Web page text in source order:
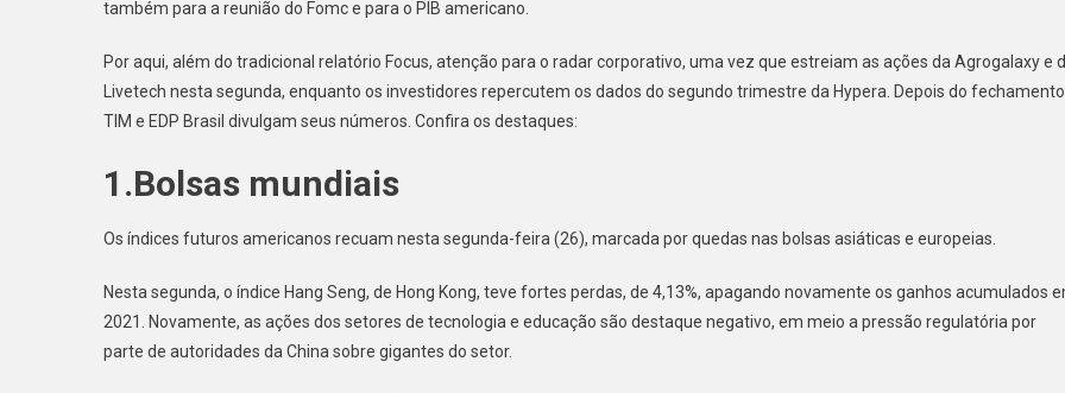
O
Nesta
Segunda-
Feira
também para a reunião do Fomc e para o PIB americano.
Por aqui, além do tradicional relatório Focus, atenção para o radar corporativo, uma vez que estreiam as ações da Agrogalaxy e
Livetech nesta segunda, enquanto os investidores repercutem os dados do segundo trimestre da Hypera. Depois do
TIM e EDP Brasil divulgam seus números. Confira os destaques:
1.Bolsas mundiais
Os índices futuros americanos recuam nesta segunda-feira (26), marcada por quedas nas bolsas asiáticas e europeias.
Nesta segunda, o índice Hang Seng, de Hong Kong, teve fortes perdas, de 4,13%, apagando novamente os ganhos acumulados
2021. Novamente, as ações dos setores de tecnologia e educação são destaque negativo, em meio a pressão regulatória por
parte de autoridades da China sobre gigantes do setor.